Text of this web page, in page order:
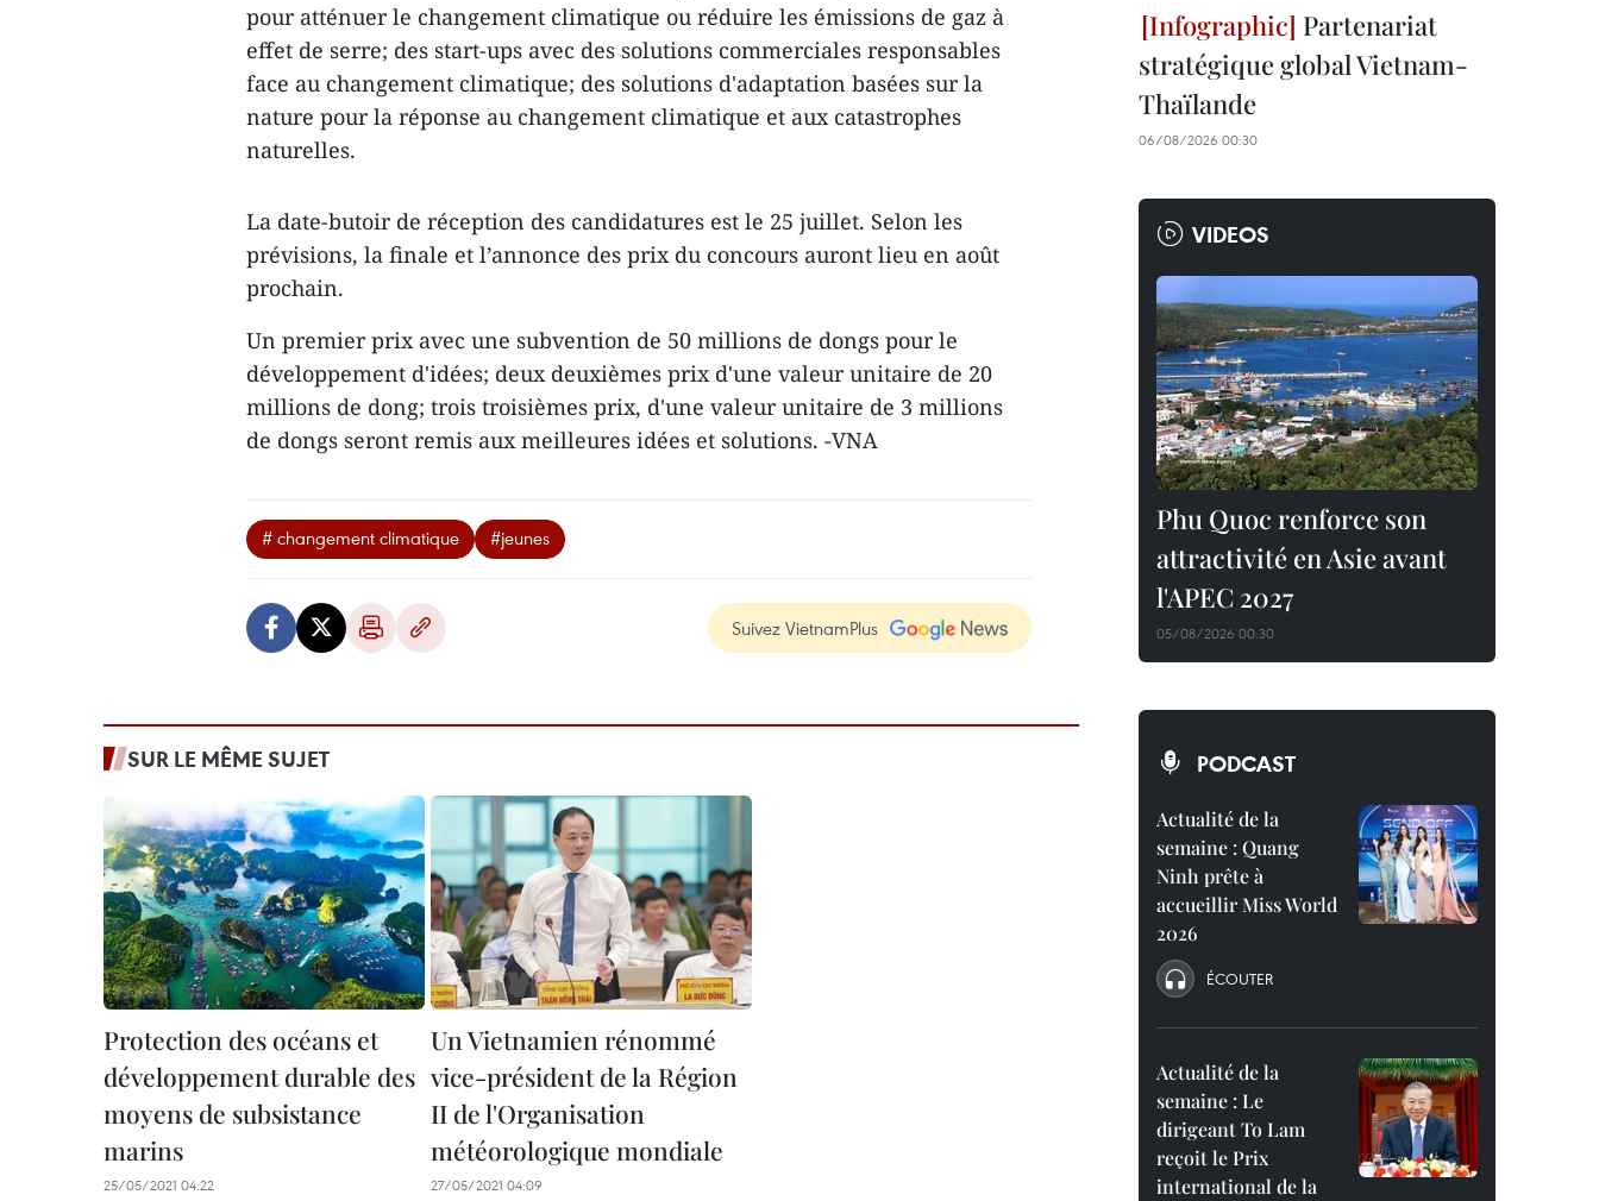
pour atténuer le changement climatique ou réduire les émissions de gaz à
effet de serre; des start-ups avec des solutions commerciales responsables
face au changement climatique; des solutions d'adaptation basées sur la
nature pour la réponse au changement climatique et aux catastrophes
naturelles.
La date-butoir de réception des candidatures est le 25 juillet. Selon les
prévisions, la finale et l’annonce des prix du concours auront lieu en août
prochain.
Un premier prix avec une subvention de 50 millions de dongs pour le
développement d'idées; deux deuxièmes prix d'une valeur unitaire de 20
millions de dong; trois troisièmes prix, d'une valeur unitaire de 3 millions
de dongs seront remis aux meilleures idées et solutions. -VNA
# changement climatique #jeunes
Suivez VietnamPlus
SUR LE MÊME SUJET
Protection des océans et
développement durable des
moyens de subsistance
marins
25/05/2021 04:22
Un Vietnamien rénommé
vice-président de la Région
II de l'Organisation
météorologique mondiale
27/05/2021 04:09
Partenariat
stratégique global Vietnam-
Thaïlande
06/08/2026 00:30
VIDEOS
Phu Quoc renforce son
attractivité en Asie avant
l'APEC 2027
05/08/2026 00:30
PODCAST
Actualité de la
semaine : Quang
Ninh prête à
accueillir Miss World
2026
ÉCOUTER
Actualité de la
semaine : Le
dirigeant To Lam
reçoit le Prix
international de la